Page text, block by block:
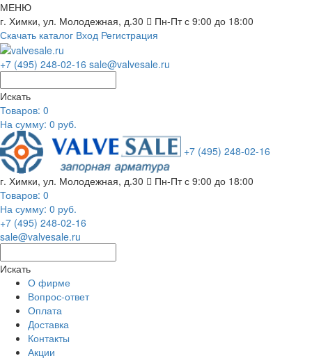
МЕНЮ
г. Химки, ул. Молодежная, д.30
Пн-Пт с 9:00 до 18:00
Скачать каталог Вход Регистрация
+7 (495) 248-02-16 sale@valvesale.ru
Искать
Товаров: 0
На сумму: 0 руб.
+7 (495) 248-02-16
г. Химки, ул. Молодежная, д.30
Пн-Пт с 9:00 до 18:00
Товаров: 0
На сумму: 0 руб.
+7 (495) 248-02-16
sale@valvesale.ru
Искать
О фирме
Вопрос-ответ
Оплата
Доставка
Контакты
Акции